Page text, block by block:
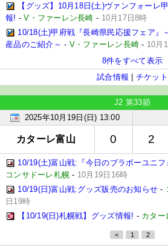
【グッズ】10月18日(土)ヴァンフォーレ
報! -V・ファーレン長崎 - 10月17日8時
10/18(土)甲府戦『長崎県民応援フェア』
産品のご紹介～ - V・ファーレン長崎 - 10月
8件をすべて表示
試合情報
チケット
J2 第33節
2025年10月19日(日) 13:00
カターレ富山 0 2
10/19(土)富山戦:『今日のブラボーユニ
コンサドーレ札幌 - 10月19日16時
10/19(日)富山戦:グッズ販売のお知らせ -
日19時
【10/19(日)札幌戦】グッズ情報! - カター
< 1 2